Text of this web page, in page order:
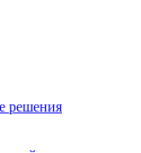
решения